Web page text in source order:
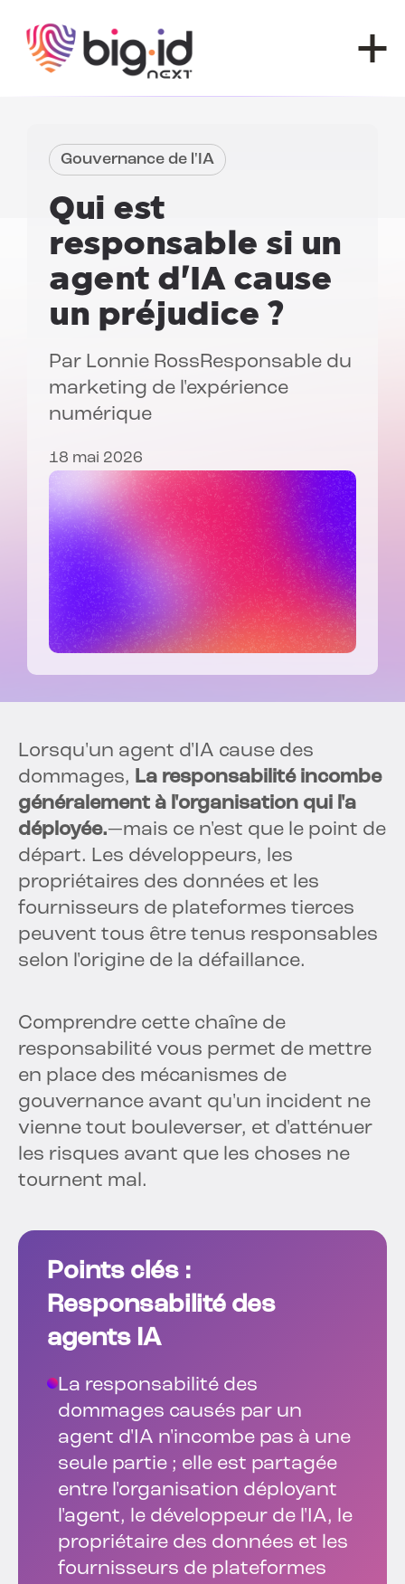
Gouvernance de l'IA
Qui est
responsable si un
agent d'IA cause
un préjudice ?
Par Lonnie RossResponsable du
marketing de l'expérience
numérique
18 mai 2026
Lorsqu'un agent d'IA cause des
dommages, La responsabilité incombe
généralement à l'organisation qui l'a
déployée.—mais ce n'est que le point de
départ. Les développeurs, les
propriétaires des données et les
fournisseurs de plateformes tierces
peuvent tous être tenus responsables
selon l'origine de la défaillance.
Comprendre cette chaîne de
responsabilité vous permet de mettre
en place des mécanismes de
gouvernance avant qu'un incident ne
vienne tout bouleverser, et d'atténuer
les risques avant que les choses ne
tournent mal.
Points clés :
Responsabilité des
agents IA
La responsabilité des
dommages causés par un
agent d'IA n'incombe pas à une
seule partie ; elle est partagée
entre l'organisation déployant
l'agent, le développeur de l'IA, le
propriétaire des données et les
fournisseurs de plateformes